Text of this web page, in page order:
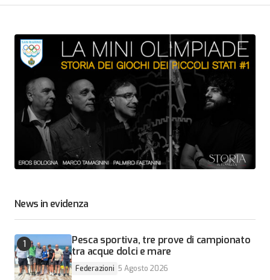
News in evidenza
Pesca sportiva, tre prove di campionato
tra acque dolci e mare
Federazioni 5 Agosto 2026